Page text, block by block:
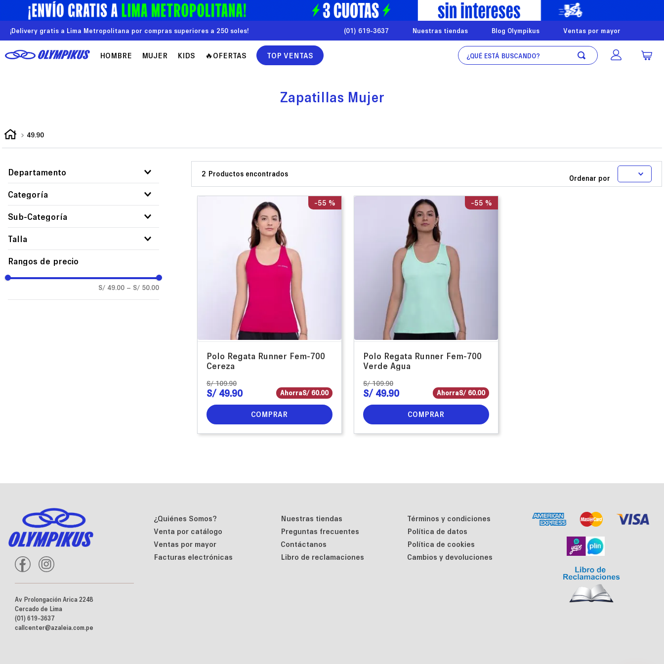
¡Delivery gratis a Lima Metropolitana por compras superiores a 250 soles! (01) 619-3637 Nuestras tiendas Blog Olympikus Ventas por mayor
HOMBRE MUJER KIDS 🔥OFERTAS TOP VENTAS
¿Qué está buscando?
Zapatillas Mujer
49.90
Departamento
Mujer
Categoría
Ropa deportiva
Sub-Categoría
Talla
Rangos de precio
S/ 49.00 – S/ 50.00
2 Ordenar por
-55 %
Polo Regata Runner Fem-700
Cereza
S/ 109.90
S/ 49.90 AhorraS/ 60.00
COMPRAR
-55 %
Polo Regata Runner Fem-700
Verde Agua
S/ 109.90
S/ 49.90 AhorraS/ 60.00
COMPRAR
Av Prolongación Arica 2248
Cercado de Lima
(01) 619-3637
callcenter@azaleia.com.pe
¿Quiénes Somos?
Venta por catálogo
Ventas por mayor
Facturas electrónicas
Nuestras tiendas
Preguntas frecuentes
Contáctanos
Libro de reclamaciones
Términos y condiciones
Política de datos
Política de cookies
Cambios y devoluciones